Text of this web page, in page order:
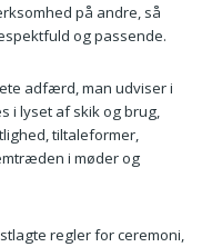
på andre, så
og passende.
adfærd, man udviser i
i lyset af skik og brug,
tiltaleformer,
i møder og
regler for ceremoni,